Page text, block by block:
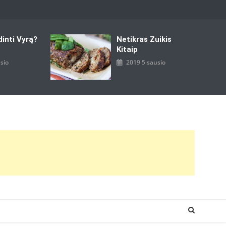
Vyrą?
Netikras Zuikis
Kitaip
2019 5 sausio